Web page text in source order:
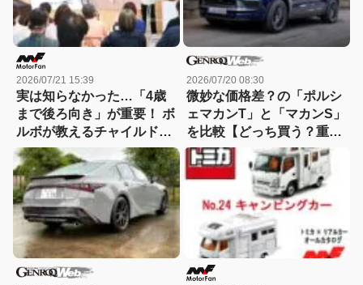
2026/07/21 15:39
実は知らなかった…「4歳
まで後ろ向き」が重要！ ボ
ルボが教えるチャイルドシ
ートの正しい使い方
2026/07/20 08:30
微妙な価格差？の「ポルシ
ェマカンT」と「マカンS」
を比較【どっち買う？重箱
の隅ツツキ隊：09】